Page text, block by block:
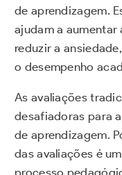
de aprendizagem.
ajudam a
reduzir a
o desempenho
As avaliações
desafiadoras para
de aprendizagem.
das avaliações é